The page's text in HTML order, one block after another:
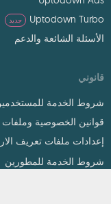
Uptodown Turbo
جديد
الأسئلة الشائعة والدعم
قانوني
شروط الخدمة
قوانين الخصوصية وملفات
إعدادات ملفات تعريف
شروط الخدمة للمطورين